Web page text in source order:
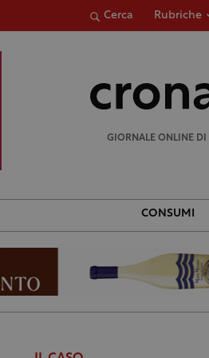
Cerca Rubriche
GIORNALE ONLINE DI
CONSUMI